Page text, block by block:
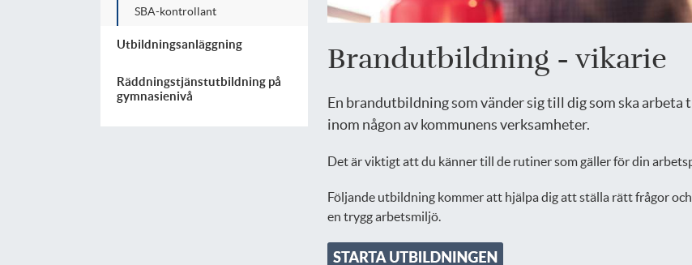
SBA-kontrollant
Utbildningsanläggning
Räddningstjänstutbildning på
gymnasienivå
Brandutbildning - vikarie
En brandutbildning som vänder sig till dig som ska
inom någon av kommunens verksamheter.
Det är viktigt att du känner till de rutiner som gäller för din
Följande utbildning kommer att hjälpa dig att ställa rätt frågor
en trygg arbetsmiljö.